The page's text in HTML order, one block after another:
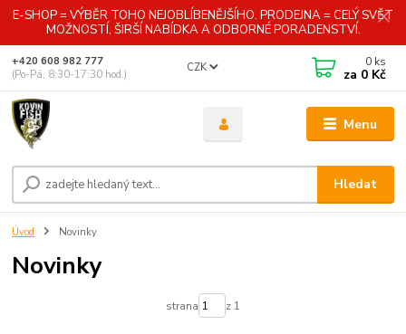
E-SHOP = VÝBĚR TOHO NEJOBLÍBENĚJŠÍHO. PRODEJNA = CELÝ SVĚT
MOŽNOSTÍ, ŠIRŠÍ NABÍDKA A ODBORNÉ PORADENSTVÍ.
Menu
CZK
Hledat
+420 608 982 777
(Po-Pá, 8:30-17:30 hod.)
0 ks
za 0 Kč
Úvod Novinky
Novinky
strana z 1